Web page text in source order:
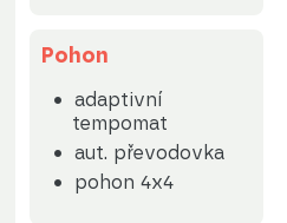
Pohon
adaptivní
tempomat
aut. převodovka
pohon 4x4